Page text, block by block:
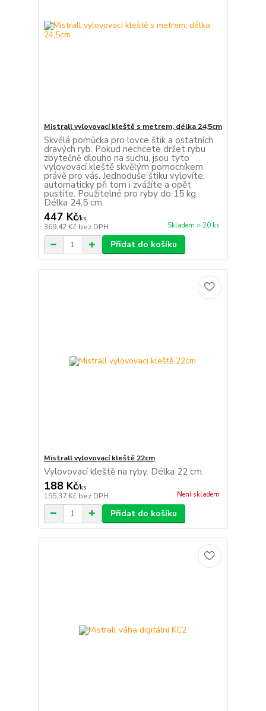
Mistrall vylovovací kleště s metrem, délka 24,5cm
Skvělá pomůcka pro lovce štik a ostatních
dravých ryb. Pokud nechcete držet rybu
zbytečně dlouho na suchu, jsou tyto
vylovovací kleště skvělým pomocníkem
právě pro vás. Jednoduše štiku vylovíte,
automaticky při tom i zvážíte a opět
pustíte. Použitelné pro ryby do 15 kg.
Délka 24,5 cm.
447 Kč/ks
369,42 Kč bez DPH Skladem > 20 ks
Přidat do košíku
Mistrall vylovovací kleště 22cm
Vylovovací kleště na ryby. Délka 22 cm.
188 Kč/ks
155,37 Kč bez DPH Není skladem
Přidat do košíku